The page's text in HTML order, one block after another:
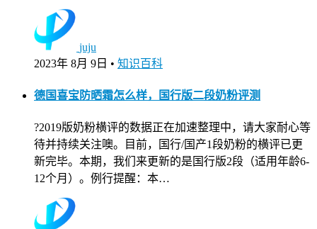
juju
2023年 8月 9日 • 知识百科
德国喜宝防晒霜怎么样，国行版二段奶粉评测
?2019版奶粉横评的数据正在加速整理中，请大家耐心等
待并持续关注噢。目前，国行/国产1段奶粉的横评已更
新完毕。本期，我们来更新的是国行版2段（适用年龄6-
12个月）。例行提醒：本…